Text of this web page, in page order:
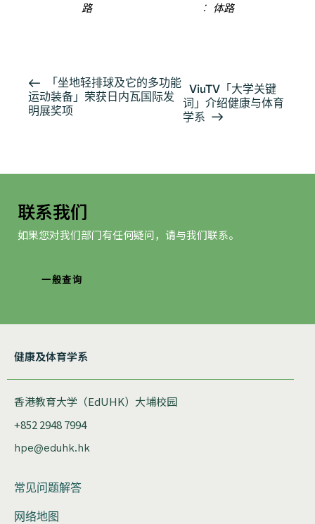
路
︰ 体路
活
动
导
「坐地轻排球及它的多功能
运动装备」荣获日内瓦国际发
明展奖项
ViuTV「大学关键
词」介绍健康与体育
学系
联系我们
如果您对我们部门有任何疑问，请与我们联系。
一般查询
健康及体育学系
香港教育大学（EdUHK）大埔校园
+852 2948 7994
hpe@eduhk.hk
常见问题解答
网络地图